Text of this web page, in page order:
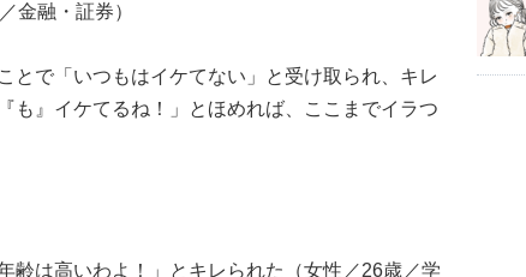
金融・証券）
とで「いつもはイケてない」と受け取られ、キレ
も』イケてるね！」とほめれば、ここまでイラつ
齢は高いわよ！」とキレられた（女性／26歳／学